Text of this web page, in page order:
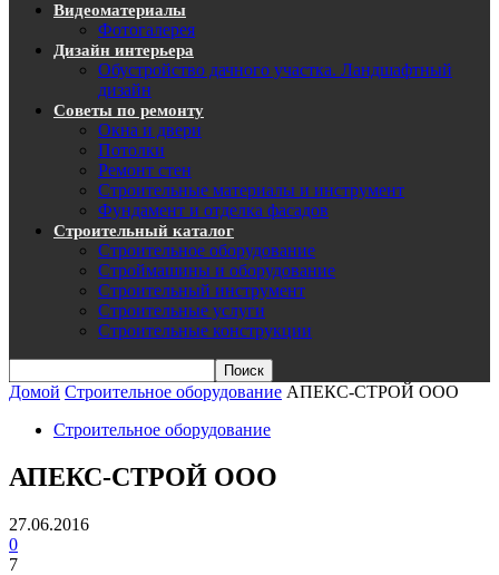
Видеоматериалы
Фотогалерея
Дизайн интерьера
Обустройство дачного участка. Ландшафтный
дизайн
Советы по ремонту
Окна и двери
Потолки
Ремонт стен
Строительные материалы и инструмент
Фундамент и отделка фасадов
Строительный каталог
Строительное оборудование
Строймашины и оборудование
Строительный инструмент
Строительные услуги
Строительные конструкции
Домой Строительное оборудование АПЕКС-СТРОЙ ООО
Строительное оборудование
АПЕКС-СТРОЙ ООО
27.06.2016
0
7